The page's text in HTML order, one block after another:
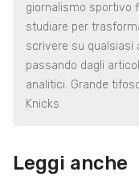
giornalismo sportivo
studiare per
scrivere su qualsiasi
passando dagli
analitici. Grande
Knicks
Leggi anche